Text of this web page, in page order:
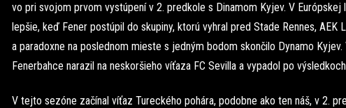
vo pri svojom prvom vystúpení v 2. predkole s Dinamom Kyjev. V Európskej
lepšie, keď Fener postúpil do skupiny, ktorú vyhral pred Stade Rennes, AEK
a paradoxne na poslednom mieste s jedným bodom skončilo Dynamo
Fenerbahce narazil na neskoršieho víťaza FC Sevilla a vypadol po
V tejto sezóne začínal víťaz Tureckého pohára, podobne ako ten náš, v 2.